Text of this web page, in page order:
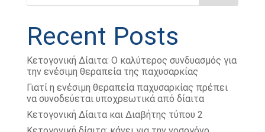
Recent Posts
Κετογονική Δίαιτα: Ο καλύτερος συνδυασμός για
την ενέσιμη θεραπεία της παχυσαρκίας
Γιατί η ενέσιμη θεραπεία παχυσαρκίας πρέπει
να συνοδεύεται υποχρεωτικά από δίαιτα
Κετογονική Δίαιτα και Διαβήτης τύπου 2